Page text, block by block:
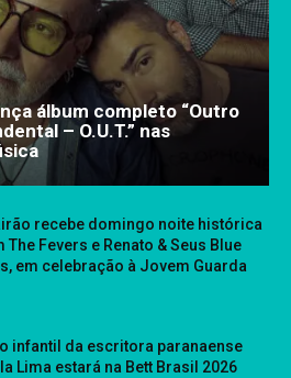
álbum completo “Outro
– O.U.T.” nas
recebe domingo noite histórica
The Fevers e Renato & Seus Blue
em celebração à Jovem Guarda
infantil da escritora paranaense
Lima estará na Bett Brasil 2026